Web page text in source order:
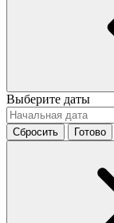
Выберите даты
Сбросить Готово